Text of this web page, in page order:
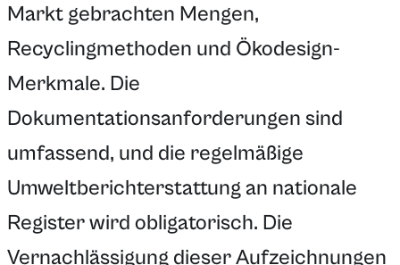
Markt gebrachten Mengen,
Recyclingmethoden und Ökodesign-
Merkmale. Die
Dokumentationsanforderungen sind
umfassend, und die regelmäßige
Umweltberichterstattung an nationale
Register wird obligatorisch. Die
Vernachlässigung dieser Aufzeichnungen